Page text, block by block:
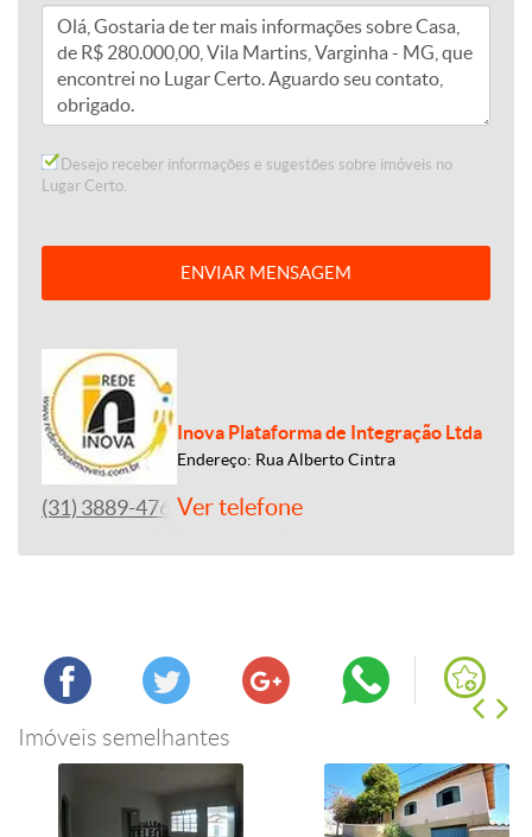
Desejo receber informações e sugestões sobre imóveis no
Lugar Certo.
ENVIAR MENSAGEM
Inova Plataforma de Integração Ltda
Endereço: Rua Alberto Cintra
(31) 3889-4765Ver telefone
Imóveis semelhantes